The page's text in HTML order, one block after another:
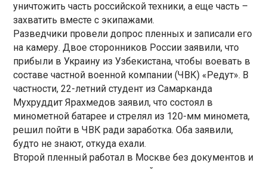
уничтожить часть российской техники, а еще часть –
захватить вместе с экипажами.
Разведчики провели допрос пленных и записали его
на камеру. Двое сторонников России заявили, что
прибыли в Украину из Узбекистана, чтобы воевать в
составе частной военной компании (ЧВК) «Редут». В
частности, 22-летний студент из Самарканда
Мухруддит Ярахмедов заявил, что состоял в
минометной батарее и стрелял из 120-мм миномета,
решил пойти в ЧВК ради заработка. Оба заявили,
будто не знают, откуда ехали.
Второй пленный работал в Москве без документов и